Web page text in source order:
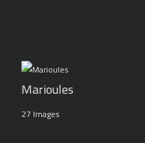
Marioules
27 Images